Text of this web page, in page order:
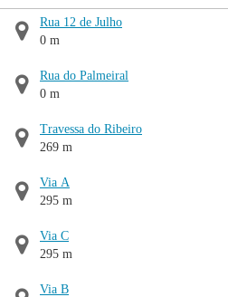
Rua 12 de Julho
0 m
Rua do Palmeiral
0 m
Travessa do Ribeiro
269 m
Via A
295 m
Via C
295 m
Via B